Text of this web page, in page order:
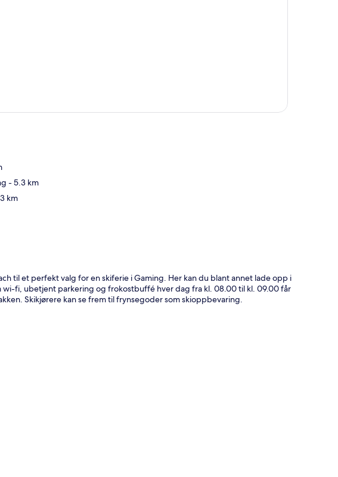
- 5.3 km
km
til et perfekt valg for en skiferie i Gaming. Her kan du blant annet lade opp i
fi, ubetjent parkering og frokostbuffé hver dag fra kl. 08.00 til kl. 09.00 får
Skikjørere kan se frem til frynsegoder som skioppbevaring.